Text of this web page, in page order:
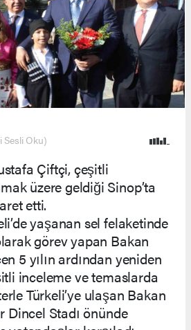
Sesli Oku)
Çiftçi, çeşitli
üzere geldiği Sinop’ta
etti.
yaşanan sel felaketinde
görev yapan Bakan
5 yılın ardından yeniden
inceleme ve temaslarda
Türkeli’ye ulaşan Bakan
Dincel Stadı önünde